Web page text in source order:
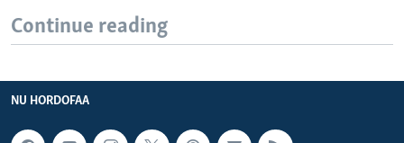
Continue reading
NU HORDOFAA